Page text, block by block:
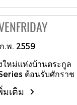
หรือสามีภรรยา ที่
ารถสวมใส่พร้อมกัน
สดงออกถึงความ
Light) ลิขสิทธิ์
าะของ Timex ที่
ห้สามารถอ่านค่า
จนในความมืดอีกด้วย
มีให้เลือก 3 รูปแบบ
ก่ ตัวเรือนสีเทาเงิน
ปัดสีดำ เข็มวินาทีสี
วมคู่กับสายหนังสีดำ
ร์ชั่นที่สองมาในมาด
มัยทรง 12 เหลี่ยม
เด่นด้วยหน้าปัดสีแดง
สำรองพลังงานได้ 42
ลคาไนท์สีแดงได้
ติ ด้วยการทับซ้อน
พื้นที่หน้าปัด 3 ชั้น
เวลาสุดคลาสสิคเป็น
รมัน บริเวณช่อง
อาทิตย์และพระจันทร์
แสดงช่วงเวลากลาง
ละกลางคืนใน
หน่ง 10 นาฬิกา รวม
.พ. 2559
ใหม่แห่งบ้านตระกูล
ต้อนรับศักราช
แห่งปี 2016 กับคอล
น SEVENFRIDAY
มเติม